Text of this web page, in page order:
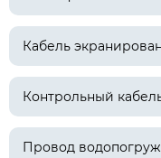
Кабель
Контрольный
Провод